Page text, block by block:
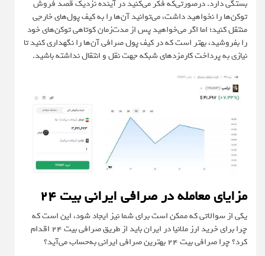
بستگی دارد. درصورتی‌که فکر می‌کنید در آینده نزدیک قصد فروش
توکن‌ها را نخواهید داشت، می‌توانید آن‌ها را به کیف پول‌های خارجی
منتقل کنید؛ اما اگر می‌خواهید پس از مدت‌زمان کوتاهی توکن‌های خود
را بفروشید، بهتر است که در کیف پول صرافی آن‌ها را نگهداری کنید تا
نیازی به پرداخت کارمزدهای شبکه جهت نقل و انتقال نداشته باشید.
مزایای معامله در صرافی ایرانی بیت 24
یکی از سوالاتی که ممکن است برای شما نیز ایجاد شود، این است که
چرا برای خرید ارز ملانیا در ایران باید از طریق صرافی بیت ۲۴ اقدام
کرد؟ چرا صرافی بیت ۲۴ بهترین صرافی ایرانی به‌حساب می‌آید؟